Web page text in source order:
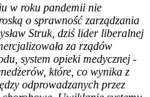
w roku pandemii nie
o sprawność zarządzania
Struk, dziś lider liberalnej
za rządów
system opieki medycznej -
które, co wynika z
odprowadzanych przez